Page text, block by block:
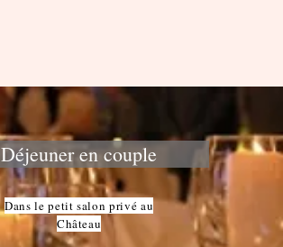
Déjeuner en couple
Dans le petit salon privé au
Château